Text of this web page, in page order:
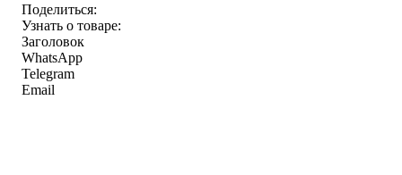
Поделиться:
Узнать о товаре:
Заголовок
WhatsApp
Telegram
Email